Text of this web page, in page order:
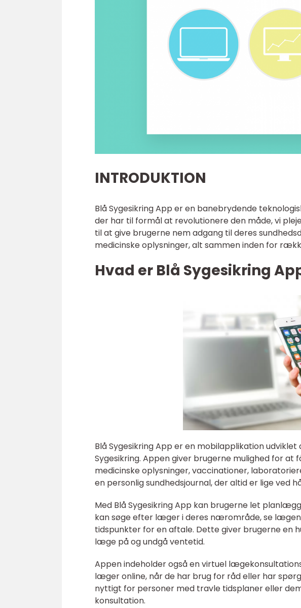
INTRODUKTION
Blå Sygesikring App er en banebrydende
der har til formål at revolutionere den måde, vi
til at give brugerne nem adgang til deres
medicinske oplysninger, alt sammen inden for
Hvad er Blå Sygesikring
Blå Sygesikring App er en mobilapplikation
Sygesikring. Appen giver brugerne mulighed for at
medicinske oplysninger, vaccinationer,
en personlig sundhedsjournal, der altid er lige ved
Med Blå Sygesikring App kan brugerne let
kan søge efter læger i deres nærområde, se
tidspunkter for en aftale. Dette giver brugerne en
læge på og undgå ventetid.
Appen indeholder også en virtuel
læger online, når de har brug for råd eller har
nyttigt for personer med travle tidsplaner eller
konsultation.